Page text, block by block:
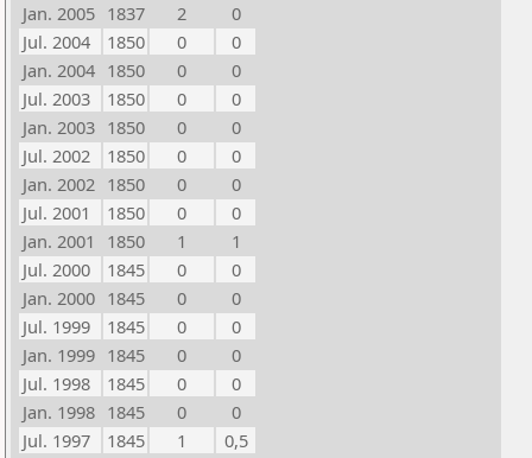
Jan. 2005 1837 2
0
Jul. 2004
1850 0
0
Jan. 2004 1850 0
0
Jul. 2003
1850 0
0
Jan. 2003 1850 0
0
Jul. 2002
1850 0
0
Jan. 2002 1850 0
0
Jul. 2001
1850 0
0
Jan. 2001
1850 1
1
Jul. 2000
1845 0
0
Jan. 2000 1845 0
0
Jul. 1999
1845 0
0
Jan. 1999 1845 0
0
Jul. 1998
1845 0
0
Jan. 1998 1845 0
0
Jul. 1997
1845 1
0,5